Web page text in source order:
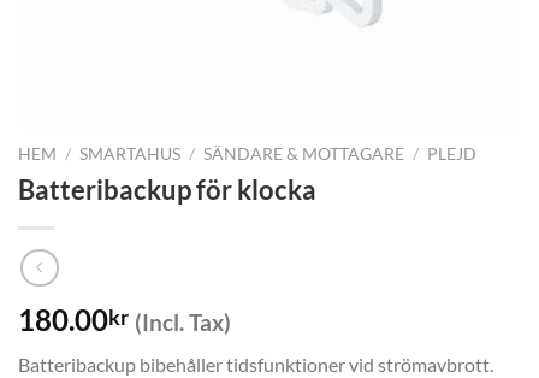
HEM / SMARTAHUS / SÄNDARE & MOTTAGARE / PLEJD
Batteribackup för klocka
180.00kr (Incl. Tax)
Batteribackup bibehåller tidsfunktioner vid strömavbrott.